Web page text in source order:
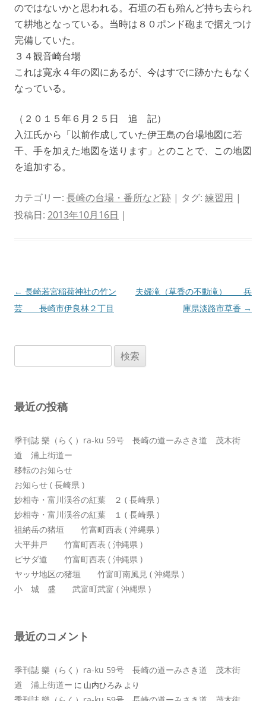
のではないかと思われる。石垣の石も殆んど持ち去られ
て耕地となっている。当時は８０ポンド砲まで据えつけ
完備していた。
３４観音崎台場
これは寛永４年の図にあるが、今はすでに跡かたもなく
なっている。
（２０１５年６月２５日 追 記）
入江氏から「以前作成していた伊王島の台場地図に若
干、手を加えた地図を送ります」とのことで、この地図
を追加する。
カテゴリー: 長崎の台場・番所など跡 | タグ: 練習用 |
投稿日: 2013年10月16日 |
投
稿
ョ
← 長崎若宮稲荷神社の竹ン
芸 長崎市伊良林２丁目
夫婦滝（草香の不動滝） 兵
庫県淡路市草香 →
索:
最近の投稿
季刊誌 樂（らく）ra-ku 59号 長崎の道ーみさき道 茂木街
道 浦上街道ー
移転のお知らせ
お知らせ ( 長崎県 )
妙相寺・富川渓谷の紅葉 ２ ( 長崎県 )
妙相寺・富川渓谷の紅葉 １ ( 長崎県 )
祖納岳の猪垣 竹富町西表 ( 沖縄県 )
大平井戸 竹富町西表 ( 沖縄県 )
ピサダ道 竹富町西表 ( 沖縄県 )
ヤッサ地区の猪垣 竹富町南風見 ( 沖縄県 )
小 城 盛 武富町武富 ( 沖縄県 )
最近のコメント
季刊誌 樂（らく）ra-ku 59号 長崎の道ーみさき道 茂木街
道 浦上街道ー に 山内ひろみ より